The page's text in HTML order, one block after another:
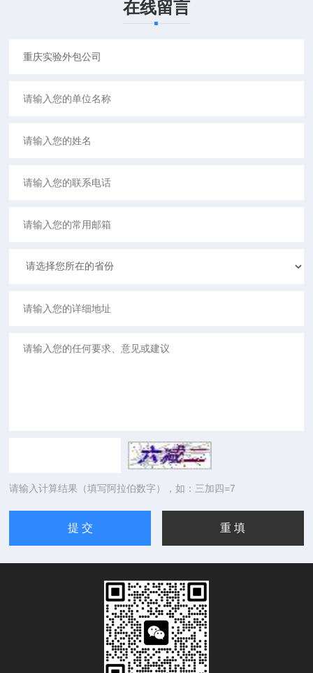
在线留言
请输入计算结果（填写阿拉伯数字），如：三加四=7